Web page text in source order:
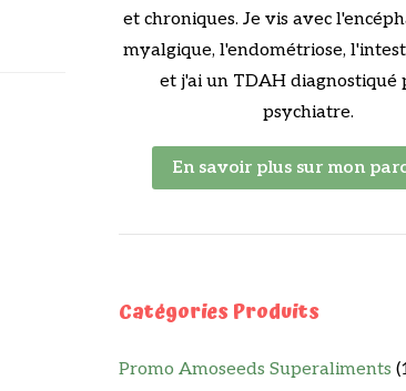
et chroniques. Je vis avec
myalgique, l'endométriose,
et j'ai un TDAH diagnostiqué
psychiatre.
En savoir plus sur mon
Catégories Produits
Promo Amoseeds Superaliments